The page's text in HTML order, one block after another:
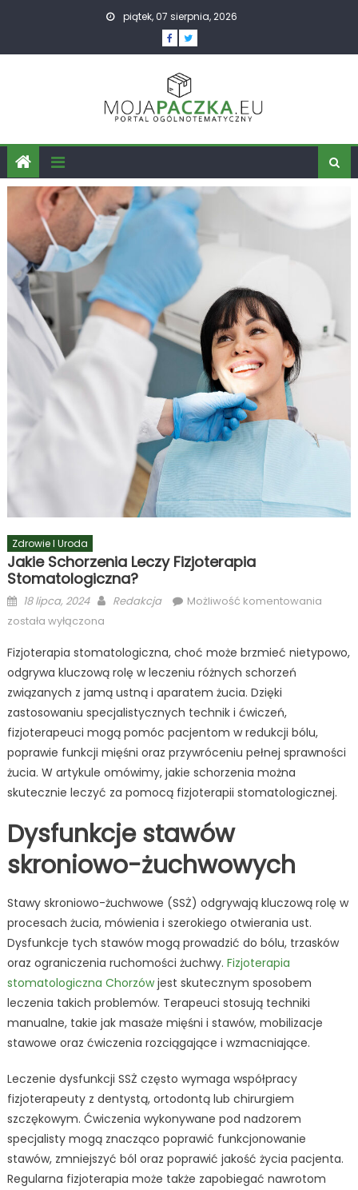
piątek, 07 sierpnia, 2026
Zdrowie I Uroda
Jakie Schorzenia Leczy Fizjoterapia
Stomatologiczna?
Posted
on
18 lipca, 2024 Author
Redakcja Możliwość komentowaniaJakie
została wyłączona
Fizjoterapia stomatologiczna, choć może brzmieć nietypowo,
odgrywa kluczową rolę w leczeniu różnych schorzeń
związanych z jamą ustną i aparatem żucia. Dzięki
zastosowaniu specjalistycznych technik i ćwiczeń,
fizjoterapeuci mogą pomóc pacjentom w redukcji bólu,
poprawie funkcji mięśni oraz przywróceniu pełnej sprawności
żucia. W artykule omówimy, jakie schorzenia można
skutecznie leczyć za pomocą fizjoterapii stomatologicznej.
Dysfunkcje stawów
skroniowo-żuchwowych
Stawy skroniowo-żuchwowe (SSŻ) odgrywają kluczową rolę w
procesach żucia, mówienia i szerokiego otwierania ust.
Dysfunkcje tych stawów mogą prowadzić do bólu, trzasków
oraz ograniczenia ruchomości żuchwy. Fizjoterapia
stomatologiczna Chorzówjest skutecznym sposobem
leczenia takich problemów. Terapeuci stosują techniki
manualne, takie jak masaże mięśni i stawów, mobilizacje
stawowe oraz ćwiczenia rozciągające i wzmacniające.
Leczenie dysfunkcji SSŻ często wymaga współpracy
fizjoterapeuty z dentystą, ortodontą lub chirurgiem
szczękowym. Ćwiczenia wykonywane pod nadzorem
specjalisty mogą znacząco poprawić funkcjonowanie
stawów, zmniejszyć ból oraz poprawić jakość życia pacjenta.
Regularna fizjoterapia może także zapobiegać nawrotom